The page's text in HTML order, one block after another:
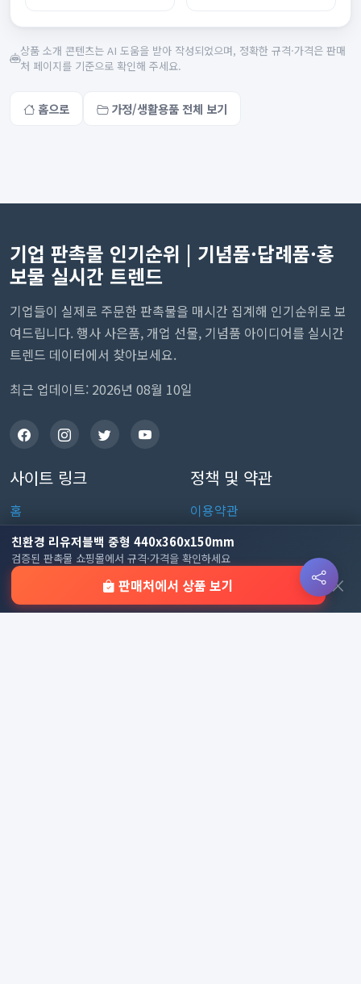
상품 소개 콘텐츠는 AI 도움을 받아 작성되었으며, 정확한 규격·가격은 판매
처 페이지를 기준으로 확인해 주세요.
홈으로 가정/생활용품 전체 보기
친환경 리유저블백 중형 440x360x150mm
검증된 판촉물 쇼핑몰에서 규격·가격을 확인하세요
판매처에서 상품 보기 ×
기업 판촉물 인기순위 | 기념품·답례품·홍
보물 실시간 트렌드
기업들이 실제로 주문한 판촉물을 매시간 집계해 인기순위로 보
여드립니다. 행사 사은품, 개업 선물, 기념품 아이디어를 실시간
트렌드 데이터에서 찾아보세요.
최근 업데이트: 2026년 08월 10일
사이트 링크
홈
판촉물 인기 순위
전체 카테고리
자주 묻는 질문
정책 및 약관
이용약관
개인정보처리방침
쿠키 정책